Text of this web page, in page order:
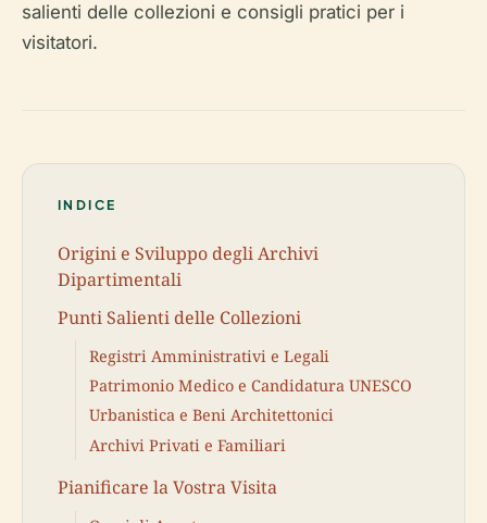
salienti delle collezioni e consigli pratici per i
visitatori.
INDICE
Origini e Sviluppo degli Archivi
Dipartimentali
Punti Salienti delle Collezioni
Registri Amministrativi e Legali
Patrimonio Medico e Candidatura UNESCO
Urbanistica e Beni Architettonici
Archivi Privati e Familiari
Pianificare la Vostra Visita